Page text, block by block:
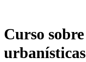
Curso
urbanísticas